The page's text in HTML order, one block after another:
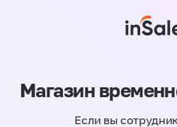
Магазин
Если вы